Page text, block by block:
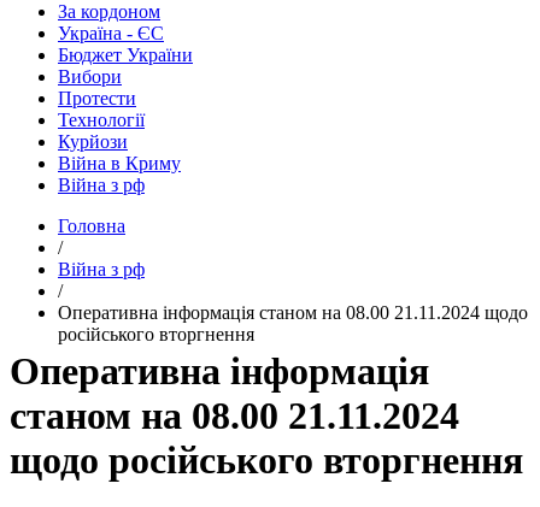
За кордоном
Україна - ЄС
Бюджет України
Вибори
Протести
Технології
Курйози
Війна в Криму
Війна з рф
Головна
/
Війна з рф
/
​Оперативна інформація станом на 08.00 21.11.2024 щодо
російського вторгнення
​Оперативна інформація
станом на 08.00 21.11.2024
щодо російського вторгнення